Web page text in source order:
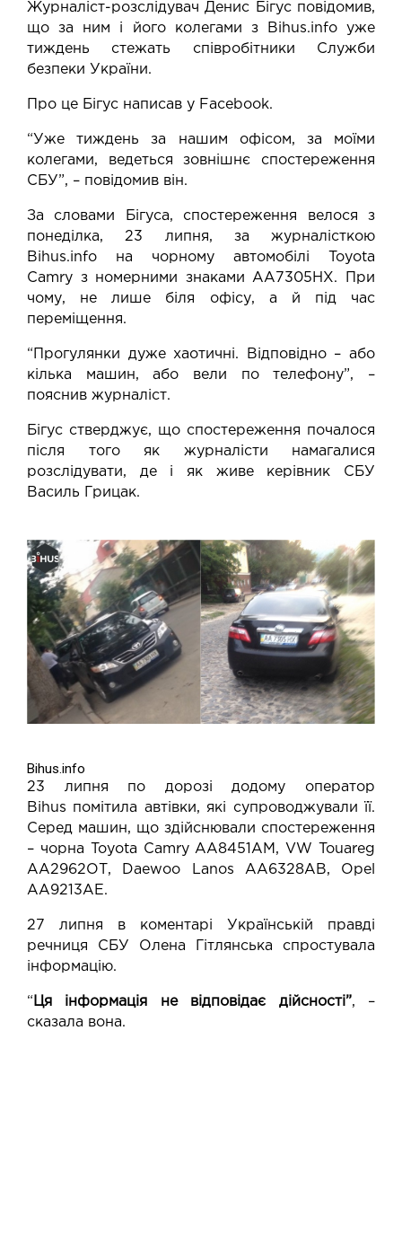
Журналіст-розслідувач Денис Бігус повідомив,
що за ним і його колегами з Bihus.info уже
тиждень стежать співробітники Служби
безпеки України.
Про це Бігус написав у Facebook.
“Уже тиждень за нашим офісом, за моїми
колегами, ведеться зовнішнє спостереження
СБУ”, – повідомив він.
За словами Бігуса, спостереження велося з
понеділка, 23 липня, за журналісткою
Bihus.info на чорному автомобілі Toyota
Camry з номерними знаками АА7305НХ. При
чому, не лише біля офісу, а й під час
переміщення.
“Прогулянки дуже хаотичні. Відповідно – або
кілька машин, або вели по телефону”, –
пояснив журналіст.
Бігус стверджує, що спостереження почалося
після того як журналісти намагалися
розслідувати, де і як живе керівник СБУ
Василь Грицак.
Bihus.info
23 липня по дорозі додому оператор
Bihus помітила автівки, які супроводжували її.
Серед машин, що здійснювали спостереження
– чорна Toyota Camry АА8451АМ, VW Touareg
АА2962ОТ, Daewoo Lanos АА6328АВ, Opel
АА9213АЕ.
27 липня в коментарі Українській правді
речниця СБУ Олена Гітлянська спростувала
інформацію.
“ Ця інформація не відповідає дійсності”, –
сказала вона.